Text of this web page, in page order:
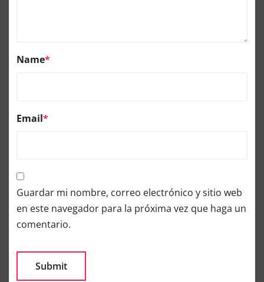
Name*
Email*
Guardar mi nombre, correo electrónico y sitio web
en este navegador para la próxima vez que haga un
comentario.